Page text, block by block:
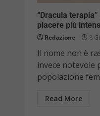
“Dracula
piacere più
Redazione 8
Il nome non è
invece notevole
popolazione
Read More